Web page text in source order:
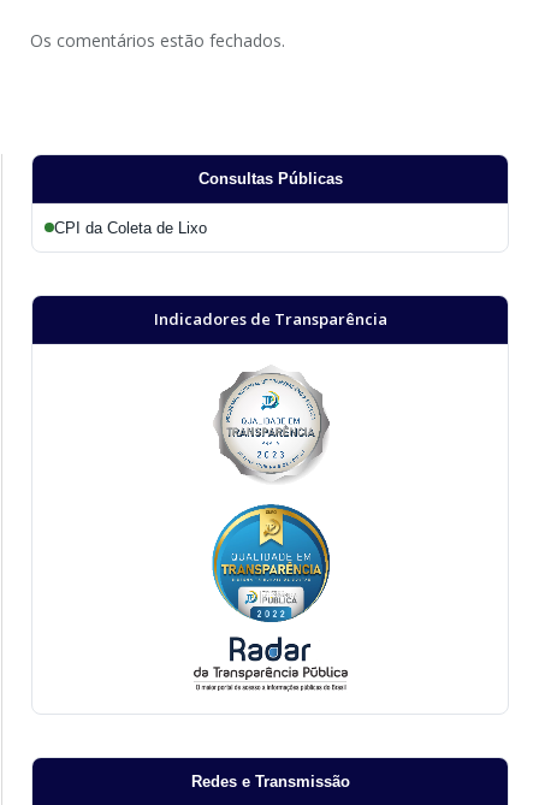
Os comentários estão fechados.
Consultas Públicas
CPI da Coleta de Lixo
Indicadores de Transparência
Redes e Transmissão